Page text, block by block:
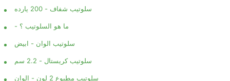
سلوتيب شفاف - 200 يارده
- ما هو السلوتيب ؟
سلوتيب الوان - ابيض
سلوتيب كريستال - 2.2 سم
سلوتيب مطبوع 2 لون - الوان